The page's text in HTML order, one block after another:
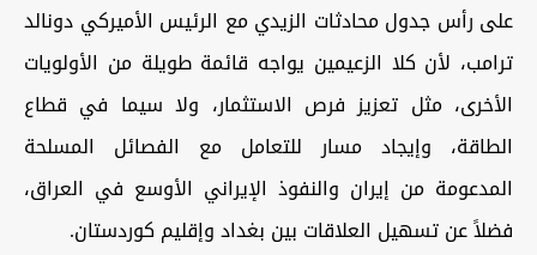
على رأس جدول محادثات الزيدي مع الرئيس الأميركي دونالد
ترامب، لأن كلا الزعيمين يواجه قائمة طويلة من الأولويات
الأخرى، مثل تعزيز فرص الاستثمار، ولا سيما في قطاع
الطاقة، وإيجاد مسار للتعامل مع الفصائل المسلحة
المدعومة من إيران والنفوذ الإيراني الأوسع في العراق،
فضلاً عن تسهيل العلاقات بين بغداد وإقليم كوردستان.